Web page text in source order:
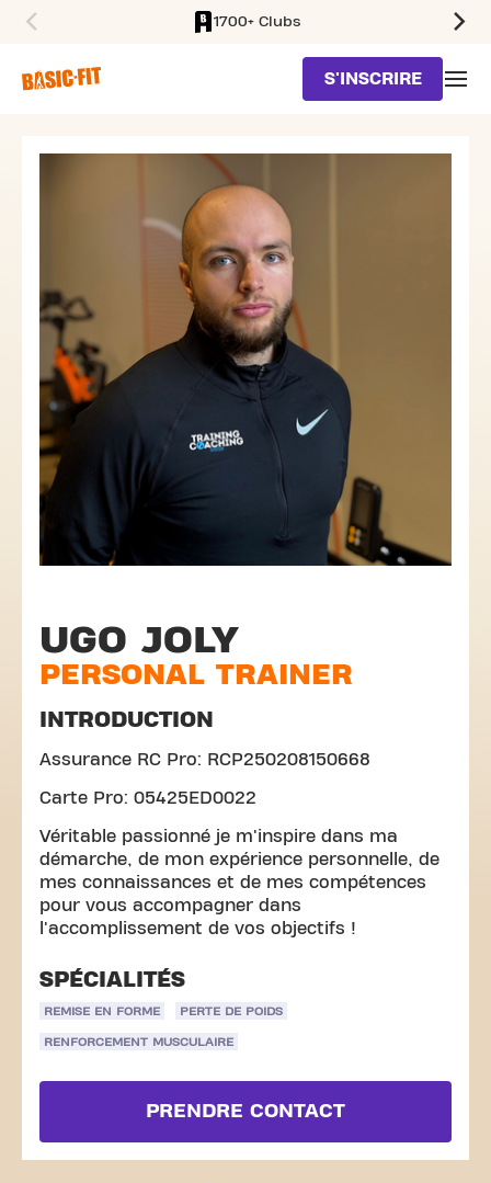
1700+ Clubs
S'INSCRIRE
UGO JOLY
PERSONAL TRAINER
INTRODUCTION
Assurance RC Pro: RCP250208150668
Carte Pro: 05425ED0022
Véritable passionné je m'inspire dans ma
démarche, de mon expérience personnelle, de
mes connaissances et de mes compétences
pour vous accompagner dans
l'accomplissement de vos objectifs !
SPÉCIALITÉS
REMISE EN FORME PERTE DE POIDS
RENFORCEMENT MUSCULAIRE
PRENDRE CONTACT